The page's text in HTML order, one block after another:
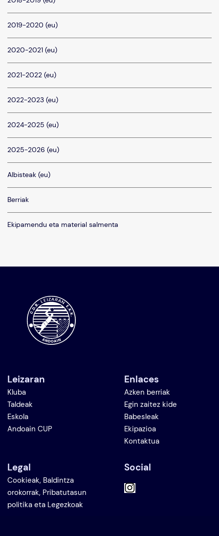
2019-2020 (eu)
2020-2021 (eu)
2021-2022 (eu)
2022-2023 (eu)
2024-2025 (eu)
2025-2026 (eu)
Albisteak (eu)
Berriak
Ekipamendu eta material salmenta
Leizaran
Kluba
Taldeak
Eskola
Andoain CUP
Enlaces
Azken berriak
Egin zaitez kide
Babesleak
Ekipazioa
Kontaktua
Legal
Cookieak, Baldintza
orokorrak, Pribatutasun
politika eta Legezkoak
Social